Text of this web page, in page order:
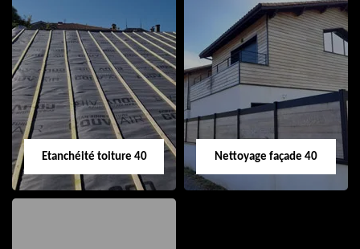
Nettoyage et pose
de gouttière 40
Réparation de
toiture 40
Etanchéité toiture 40 Nettoyage façade 40